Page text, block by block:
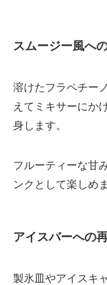
スムージー風へ
溶けたフラペチー
えてミキサーにか
身します。
フルーティーな甘
ンクとして楽しめ
アイスバーへの
製氷皿やアイスキ